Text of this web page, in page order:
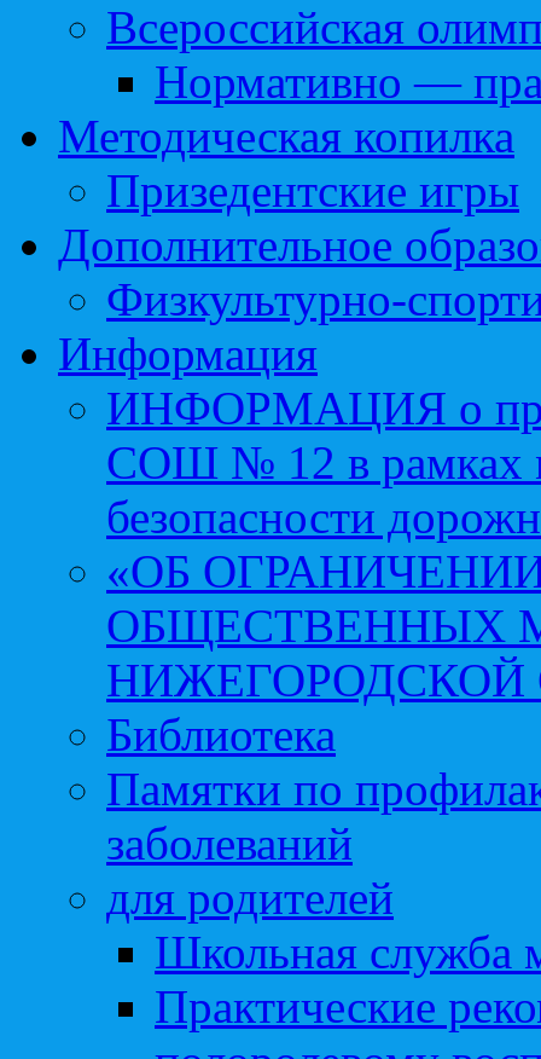
Всероссийская
Нормативно —
Методическая копилка
Призедентские игры
Дополнительное
Физкультурно-
Информация
ИНФОРМАЦИЯ о
СОШ № 12 в рамках
безопасности
«ОБ
ОБЩЕСТВЕННЫХ
НИЖЕГОРОДСКОЙ
Библиотека
Памятки по
заболеваний
для родителей
Школьная служба
Практические